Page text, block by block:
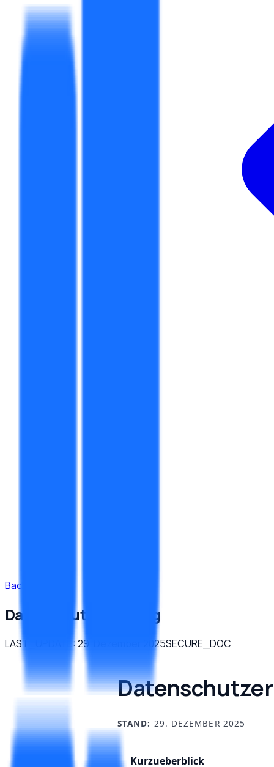
Back to Home
Datenschutzerklärung
LAST_UPDATE:29. Dezember 2025SECURE_DOC
STAND: 29. DEZEMBER 2025
Kurzueberblick